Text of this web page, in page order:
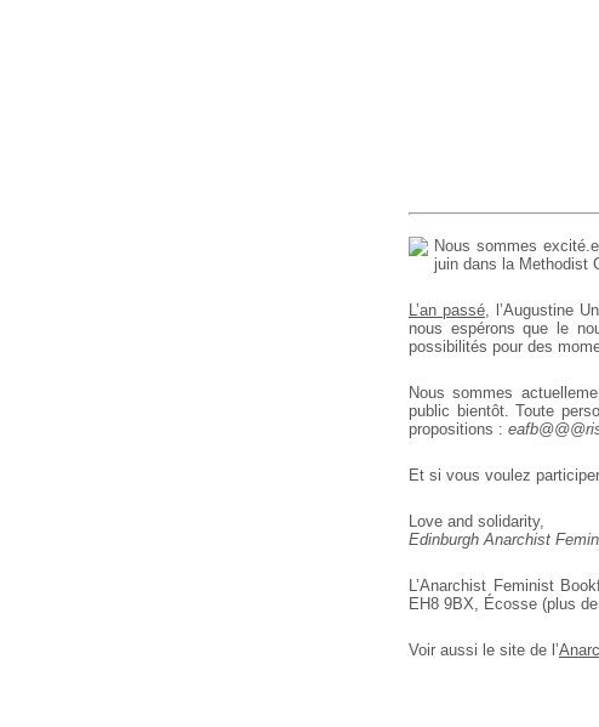
Nous sommes
juin dans la Methodist
L’an passé, l’Augustine
nous espérons que le
possibilités pour des
Nous sommes
public bientôt. Toute
propositions :
Et si vous voulez
Love and solidarity,
Edinburgh Anarchist
L’Anarchist Feminist
EH8 9BX, Écosse (plus
Voir aussi le site de l’